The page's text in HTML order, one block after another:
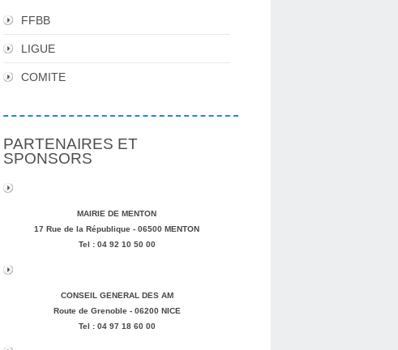
FFBB
LIGUE
COMITE
PARTENAIRES ET
SPONSORS
MAIRIE DE MENTON
17 Rue de la République - 06500 MENTON
Tel : 04 92 10 50 00
CONSEIL GENERAL DES AM
Route de Grenoble - 06200 NICE
Tel : 04 97 18 60 00